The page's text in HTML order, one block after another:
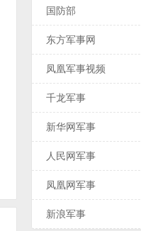
国防部
东方军事网
凤凰军事视频
千龙军事
新华网军事
人民网军事
凤凰网军事
新浪军事